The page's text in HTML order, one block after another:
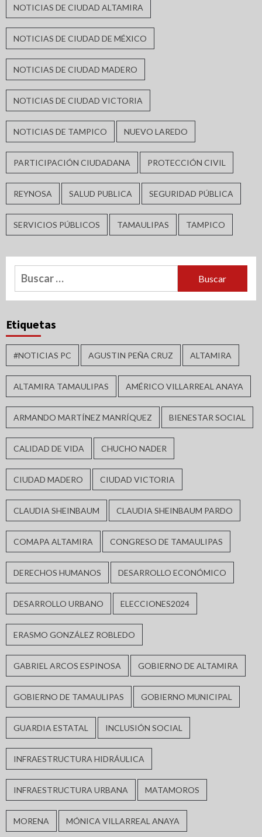
NOTICIAS DE CIUDAD ALTAMIRA
NOTICIAS DE CIUDAD DE MÉXICO
NOTICIAS DE CIUDAD MADERO
NOTICIAS DE CIUDAD VICTORIA
NOTICIAS DE TAMPICO NUEVO LAREDO
PARTICIPACIÓN CIUDADANA PROTECCIÓN CIVIL
REYNOSA SALUD PUBLICA SEGURIDAD PÚBLICA
SERVICIOS PÚBLICOS TAMAULIPAS TAMPICO
Buscar:
Etiquetas
#NOTICIAS PC AGUSTIN PEÑA CRUZ ALTAMIRA
ALTAMIRA TAMAULIPAS AMÉRICO VILLARREAL ANAYA
ARMANDO MARTÍNEZ MANRÍQUEZ BIENESTAR SOCIAL
CALIDAD DE VIDA CHUCHO NADER
CIUDAD MADERO CIUDAD VICTORIA
CLAUDIA SHEINBAUM CLAUDIA SHEINBAUM PARDO
COMAPA ALTAMIRA CONGRESO DE TAMAULIPAS
DERECHOS HUMANOS DESARROLLO ECONÓMICO
DESARROLLO URBANO ELECCIONES2024
ERASMO GONZÁLEZ ROBLEDO
GABRIEL ARCOS ESPINOSA GOBIERNO DE ALTAMIRA
GOBIERNO DE TAMAULIPAS GOBIERNO MUNICIPAL
GUARDIA ESTATAL INCLUSIÓN SOCIAL
INFRAESTRUCTURA HIDRÁULICA
INFRAESTRUCTURA URBANA MATAMOROS
MORENA MÓNICA VILLARREAL ANAYA